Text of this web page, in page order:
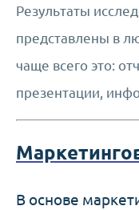
Результаты
представлены в
чаще всего это:
презентации,
В основе